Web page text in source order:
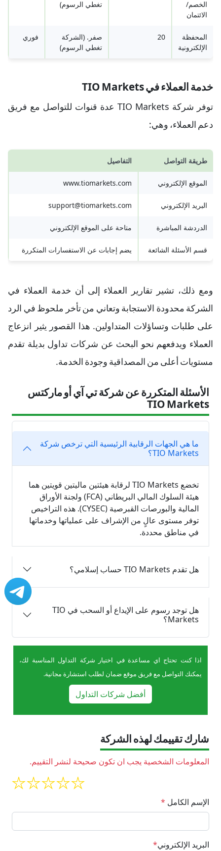
الخصم/
الائتمان
تغطي الرسوم)
المحفظة
الإلكترونية
20
صفر. (الشركة
تغطي الرسوم)
فوري
خدمة العملاء في TIO Markets
توفر شركة TIO Markets عدة قنوات للتواصل مع فريق
دعم العملاء، وهي:
طريقة التواصل التفاصيل
الموقع الإلكتروني www.tiomarkets.com
البريد الإلكتروني support@tiomarkets.com
الدردشة المباشرة متاحة على الموقع الإلكتروني
قسم الأسئلة الشائعة يضم إجابات عن الاستفسارات المتكررة
ومع ذلك، تشير تقارير العملاء إلى أن خدمة العملاء في
الشركة محدودة الاستجابة وتعاني من تأخر ملحوظ في الرد
على طلبات وتساؤلات المتداولين. هذا القصور يثير انزعاج
العملاء ويدفعهم نحو البحث عن شركات تداول بديلة تقدم
مستويات أعلى من المصداقية وجودة الخدمة.
الأسئلة المتكررة عن شركة تي آي أو ماركتس
TIO Markets
ما هي الجهات الرقابية الرئيسية التي ترخص شركة
TIO Markets؟
تخضع TIO Markets لرقابة هيئتين ماليتين قويتين هما
هيئة السلوك المالي البريطاني (FCA) ولجنة الأوراق
المالية والبورصات القبرصية (CYSEC). هذه التراخيص
توفر مستوى عالٍ من الإشراف على عملياتها وخدماتها
في مناطق محددة.
هل تقدم TIO Markets حساب إسلامي؟
هل توجد رسوم على الإيداع أو السحب في TIO
Markets؟
اذا كنت تحتاج اي مساعدة في اختيار شركة التداول المناسبة لك،
يمكنك التواصل مع فريق موقع ضمان لطلب استشارة مجانية.
أفضل شركات التداول
شارك تقييمك لهذه الشركة
المعلومات الشخصية يجب ان تكون صحيحة لنشر التقييم.
الإسم الكامل *
البريد الإلكتروني*